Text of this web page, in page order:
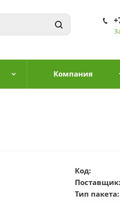
Компания
Код:
Поставщик:
Тип пакета: